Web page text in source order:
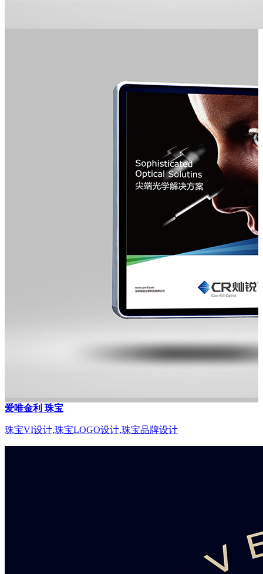
爱唯金利 珠宝
珠宝VI设计,珠宝LOGO设计,珠宝品牌设计